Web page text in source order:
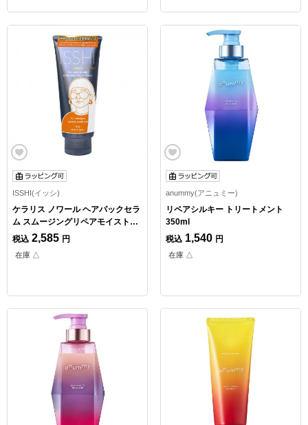
ISSHI(イッシ)
ケラリス ノワール ヘアパックセラ
ム スムージングリペアモイスト
160g
税込 2,585 円
在庫 △
anummy(アニュミー)
リペアシルキー トリートメント
350ml
税込 1,540 円
在庫 △